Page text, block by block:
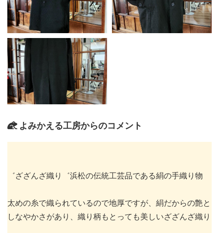
よみかえる工房からのコメント
゛ざざんざ織り゛浜松の伝統工芸品である絹の手織り物
太めの糸で織られているので地厚ですが、絹だからの艶と
しなやかさがあり、織り柄もとっても美しいざざんざ織り